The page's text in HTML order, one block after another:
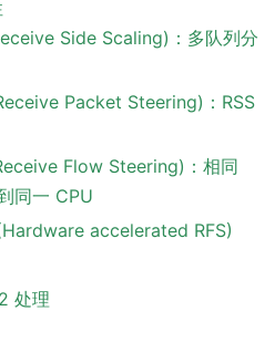
Side Scaling)：多队列分
Packet Steering)：RSS
Flow Steering)：相同
同一 CPU
accelerated RFS)
处理